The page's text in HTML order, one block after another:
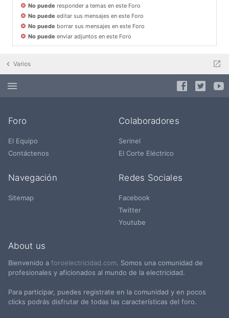
No puede responder a temas en este Foro
No puede editar sus mensajes en este Foro
No puede borrar sus mensajes en este Foro
No puede enviar adjuntos en este Foro
Varios
Foro
El Equipo
Contáctenos
Colaboradores
Serinel
El Corte Eléctrico
Navegación
Sitemap
Redes Sociales
Facebook
Twitter
Youtube
About us
Bienvenido a foroelectricidad.com. Somos una comunidad de
profesionales y aficionados al mundo de la electricidad.
Para participar, puedes registrate en la comunidad y en pocos
clicks podrás disfrutar de todas las características del foro.